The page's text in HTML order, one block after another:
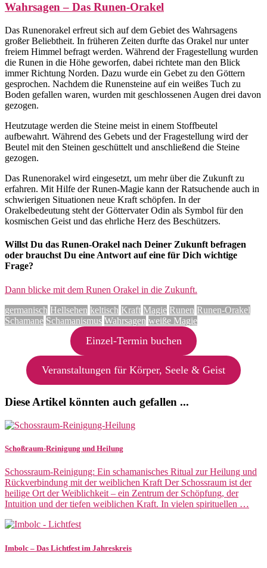
Wahrsagen – Das Runen-Orakel
Das Runenorakel erfreut sich auf dem Gebiet des Wahrsagens
großer Beliebtheit. In früheren Zeiten durfte das Orakel nur unter
freiem Himmel befragt werden. Während der Fragestellung wurden
die Runen in die Höhe geworfen, dabei richtete man den Blick
immer Richtung Norden. Dazu wurde ein Gebet zu den Göttern
gesprochen. Nachdem die Runensteine auf ein weißes Tuch zu
Boden gefallen waren, wurden mit geschlossenen Augen drei davon
gezogen.
Heutzutage werden die Steine meist in einem Stoffbeutel
aufbewahrt. Während des Gebets und der Fragestellung wird der
Beutel mit den Steinen geschüttelt und anschließend die Steine
gezogen.
Das Runenorakel wird eingesetzt, um mehr über die Zukunft zu
erfahren. Mit Hilfe der Runen-Magie kann der Ratsuchende auch in
schwierigen Situationen neue Kraft schöpfen. In der
Orakelbedeutung steht der Göttervater Odin als Symbol für den
kosmischen Geist und das ehrliche Herz des Beschützers.
Willst Du das Runen-Orakel nach Deiner Zukunft befragen
oder brauchst Du eine Antwort auf eine für Dich wichtige
Frage?
Dann blicke mit dem Runen Orakel in die Zukunft.
germanisch Hellsehen keltisch Kraft Magie Runen Runen-Orakel
Schamane Schamanismus Wahrsagen weiße Magie
Einzel-Termin buchen
Veranstaltungen für Körper, Seele & Geist
Diese Artikel könnten auch gefallen ...
Schoßraum-Reinigung und Heilung
Schossraum-Reinigung: Ein schamanisches Ritual zur Heilung und
Rückverbindung mit der weiblichen Kraft Der Schossraum ist der
heilige Ort der Weiblichkeit – ein Zentrum der Schöpfung, der
Intuition und der tiefen weiblichen Kraft. In vielen spirituellen …
Imbolc – Das Lichtfest im Jahreskreis